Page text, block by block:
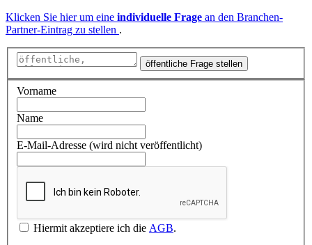
Klicken Sie hier um eine individuelle Frage an den Branchen-
Partner-Eintrag zu stellen .
öffentliche Frage stellen
Vorname
Name
E-Mail-Adresse (wird nicht veröffentlicht)
Hiermit akzeptiere ich die AGB.